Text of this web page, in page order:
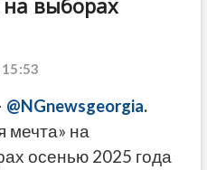
@NGnewsgeorgia.
мечта» на
осенью 2025 года